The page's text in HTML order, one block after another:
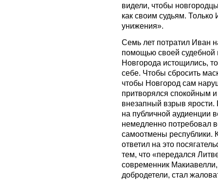
видели, чтобы
как своим судьям.
унижения».
Семь лет потратил Иван
помощью своей судебной
Новгорода истощились,
себе. Чтобы сбросить
чтобы Новгород сам
притворялся спокойным
внезапный взрыв ярости.
на публичной аудиенции
немедленно потребовал
самоотмены республики.
ответил на это
тем, что «передался
современник
добродетели, стал